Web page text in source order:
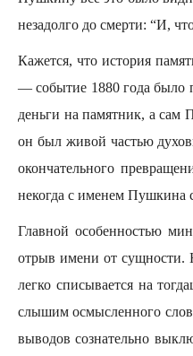
незадолго до смерти: “И,
Кажется, что история
— событие 1880 года было
деньги на памятник, а
он был живой частью
окончательного
некогда с именем Пушкина
Главной особенностью
отрыв имени от сущности.
легко списывается на
слышим осмысленного
выводов сознательно